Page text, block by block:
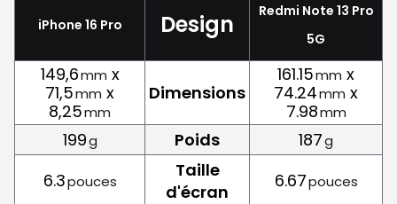
iPhone 16 Pro Design
Redmi Note 13 Pro
5G
149,6mm x
71,5mm x
8,25mm
Dimensions
161.15mm x
74.24mm x
7.98mm
199g Poids 187g
6.3pouces
Taille
d'écran
6.67pouces